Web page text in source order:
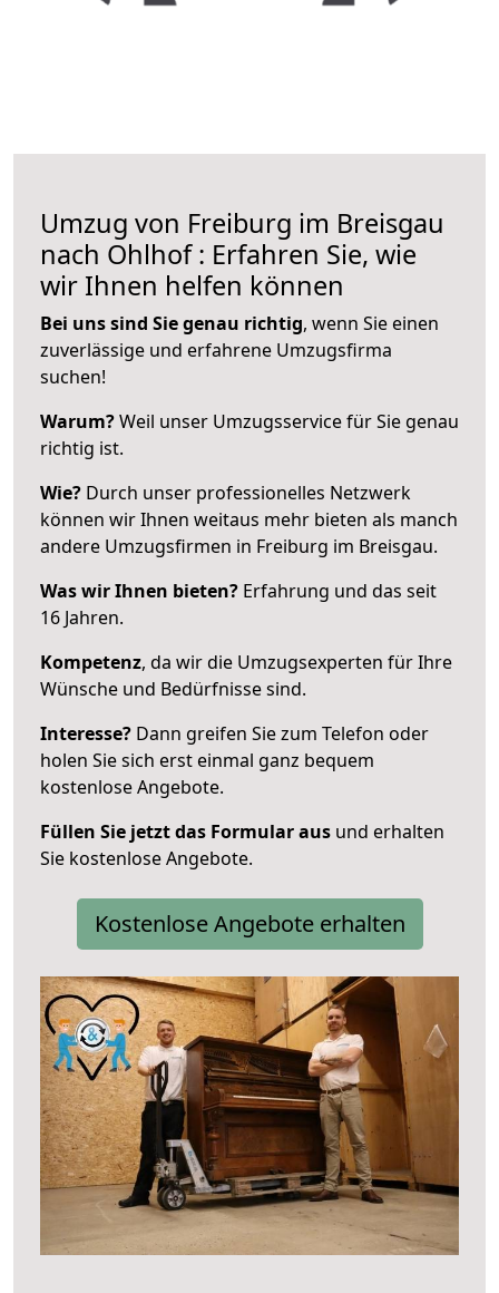
Umzug von Freiburg im Breisgau
nach Ohlhof : Erfahren Sie, wie
wir Ihnen helfen können
Bei uns sind Sie genau richtig, wenn Sie einen
zuverlässige und erfahrene Umzugsfirma
suchen!
Warum?Weil unser Umzugsservice für Sie genau
richtig ist.
Wie? Durch unser professionelles Netzwerk
können wir Ihnen weitaus mehr bieten als manch
andere Umzugsfirmen in Freiburg im Breisgau.
Was wir Ihnen bieten? Erfahrung und das seit
16 Jahren.
Kompetenz, da wir die Umzugsexperten für Ihre
Wünsche und Bedürfnisse sind.
Interesse? Dann greifen Sie zum Telefon oder
holen Sie sich erst einmal ganz bequem
kostenlose Angebote.
Füllen Sie jetzt das Formular aus und erhalten
Sie kostenlose Angebote.
Kostenlose Angebote erhalten